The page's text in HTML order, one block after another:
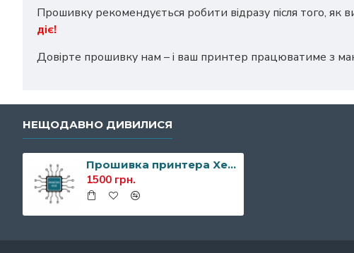
Прошивку рекомендується робити відразу після того, як
діє!
Довірте прошивку нам – і ваш принтер працюватиме з
НЕЩОДАВНО ДИВИЛИСЯ
Прошивка принтера Xerox B210
1500 грн.